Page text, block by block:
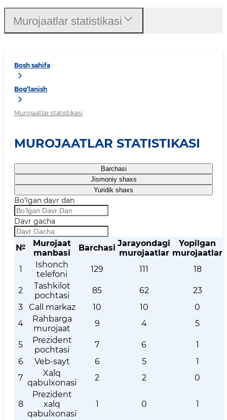
Bosh sahifa
Bog‘lanish
Murojaatlar statistikasi
MUROJAATLAR STATISTIKASI
Barchasi
Jismoniy shaxs
Yuridik shaxs
Bo‘lgan davr dan
Davr gacha
№
Murojaat
manbasi
Barchasi Jarayondagi
murojaatlar
Yopilgan
murojaatlar
1
Ishonch
telefoni
129 111 18
2
Tashkilot
pochtasi
85 62
23
3
Call markaz 10 10
0
4
Rahbarga
murojaat
9 4 5
5
Prezident
pochtasi
7 6
1
6
Veb-sayt 6 5
1
7
Xalq
qabulxonasi
2 2 0
8
Prezident
xalq
qabulxonasi
1 0 1
Murojaatlar statistikasi